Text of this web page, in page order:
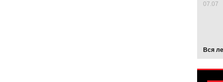
07.07
Вся